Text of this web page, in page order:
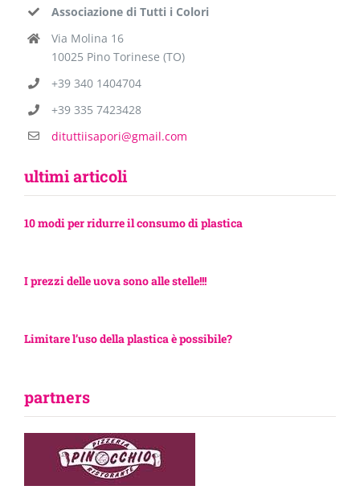
Associazione di Tutti i Colori
Via Molina 16
10025 Pino Torinese (TO)
+39 340 1404704
+39 335 7423428
dituttiisapori@gmail.com
ultimi articoli
10 modi per ridurre il consumo di plastica
I prezzi delle uova sono alle stelle!!!
Limitare l’uso della plastica è possibile?
partners